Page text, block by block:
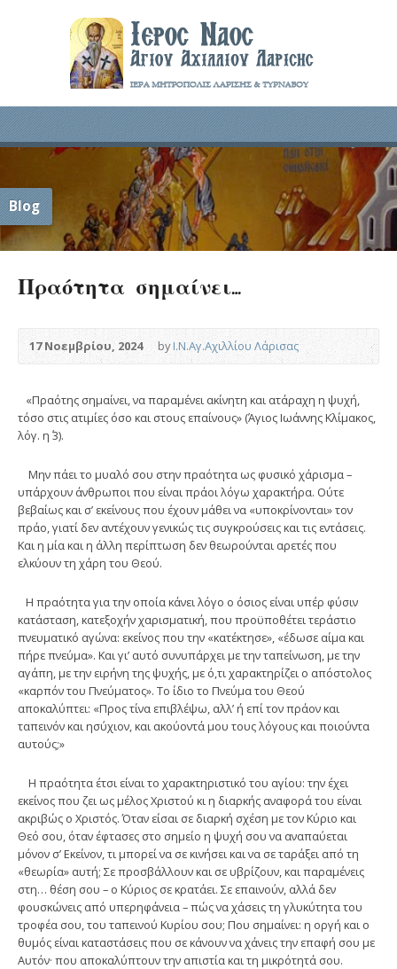
Blog
Πραότητα σημαίνει…
17 Νοεμβρίου, 2024 byΙ.Ν.Αγ.Αχιλλίου Λάρισας
«Πραότης σημαίνει, να παραμένει ακίνητη και ατάραχη η ψυχή,
τόσο στις ατιμίες όσο και στους επαίνους» (Άγιος Ιωάννης Κλίμακος,
λόγ. η΄ 3).
Μην πάει το μυαλό σου στην πραότητα ως φυσικό χάρισμα –
υπάρχουν άνθρωποι που είναι πράοι λόγω χαρακτήρα. Ούτε
βεβαίως και σ’ εκείνους που έχουν μάθει να «υποκρίνονται» τον
πράο, γιατί δεν αντέχουν γενικώς τις συγκρούσεις και τις εντάσεις.
Και η μία και η άλλη περίπτωση δεν θεωρούνται αρετές που
ελκύουν τη χάρη του Θεού.
Η πραότητα για την οποία κάνει λόγο ο όσιος είναι υπέρ φύσιν
κατάσταση, κατεξοχήν χαρισματική, που προϋποθέτει τεράστιο
πνευματικό αγώνα: εκείνος που την «κατέκτησε», «έδωσε αίμα και
πήρε πνεύμα». Και γι’ αυτό συνυπάρχει με την ταπείνωση, με την
αγάπη, με την ειρήνη της ψυχής, με ό,τι χαρακτηρίζει ο απόστολος
«καρπόν του Πνεύματος». Το ίδιο το Πνεύμα του Θεού
αποκαλύπτει: «Προς τίνα επιβλέψω, αλλ’ ή επί τον πράον και
ταπεινόν και ησύχιον, και ακούοντά μου τους λόγους και ποιούντα
αυτούς;»
Η πραότητα έτσι είναι το χαρακτηριστικό του αγίου: την έχει
εκείνος που ζει ως μέλος Χριστού κι η διαρκής αναφορά του είναι
ακριβώς ο Χριστός. Όταν είσαι σε διαρκή σχέση με τον Κύριο και
Θεό σου, όταν έφτασες στο σημείο η ψυχή σου να αναπαύεται
μόνον σ’ Εκείνον, τι μπορεί να σε κινήσει και να σε ταράξει από τη
«θεωρία» αυτή; Σε προσβάλλουν και σε υβρίζουν, και παραμένεις
στη… θέση σου – ο Κύριος σε κρατάει. Σε επαινούν, αλλά δεν
φουσκώνεις από υπερηφάνεια – πώς να χάσεις τη γλυκύτητα του
τροφέα σου, του ταπεινού Κυρίου σου; Που σημαίνει: η οργή και ο
θυμός είναι καταστάσεις που σε κάνουν να χάνεις την επαφή σου με
Αυτόν· που αποκαλύπτουν την απιστία και τη μικρότητά σου.